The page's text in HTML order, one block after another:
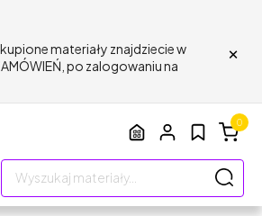
materiały znajdziecie w
po zalogowaniu na
×
0